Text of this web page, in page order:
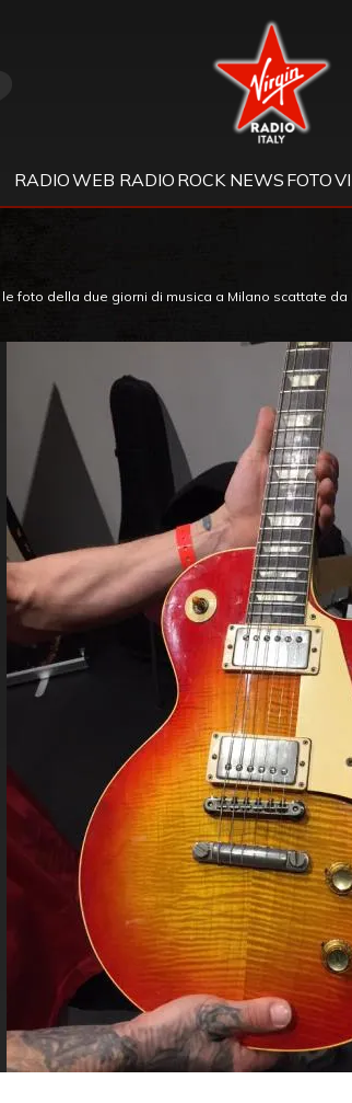
Virgin
RADIOWEB RADIO ROCK NEWS FOTO
le foto della due giorni di musica a Milano scattate da